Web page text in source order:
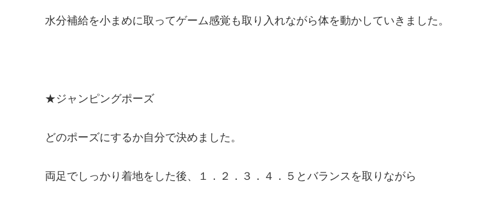
水分補給を小まめに取ってゲーム感覚も取り入れながら体を動かしていきました。
★ジャンピングポーズ
どのポーズにするか自分で決めました。
両足でしっかり着地をした後、１．２．３．４．５とバランスを取りながら